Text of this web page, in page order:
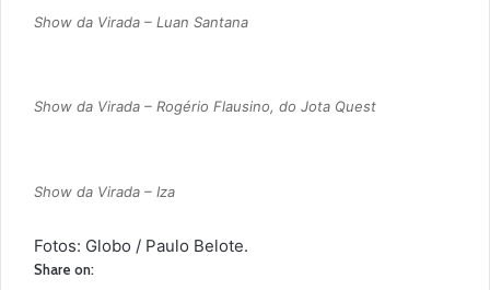
Show da Virada – Luan Santana
Show da Virada – Rogério Flausino, do Jota Quest
Show da Virada – Iza
Fotos: Globo / Paulo Belote.
Share on: